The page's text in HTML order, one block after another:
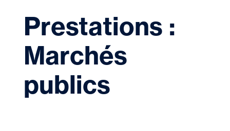
Prestations :
Marchés
publics